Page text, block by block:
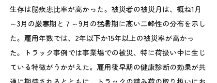
生存は脳疾患比率が高かった。被災者の被災月は、概ね1月
～3月の厳寒期と７～9月の猛暑期に高い二峰性の分布を示し
た。雇用年数では、2年以下か15年以上の被災率が高かっ
た。トラック事例では事業場での被災、特に荷扱い中に生じ
ている特徴がうかがえた。雇用後早期の健康診断の効果が共